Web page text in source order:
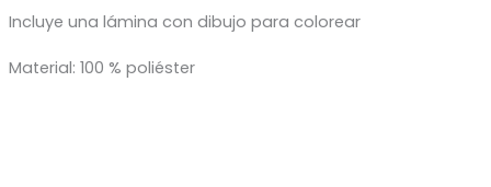
Incluye una lámina con dibujo para colorear
Material: 100 % poliéster